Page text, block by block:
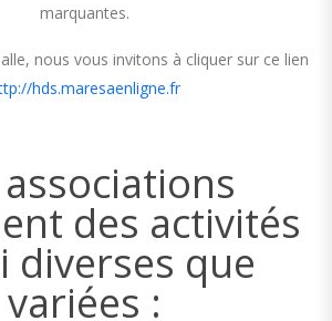
marquantes.
nous vous invitons à cliquer sur ce lien
hds.maresaenligne.fr
associations
des activités
diverses que
variées :